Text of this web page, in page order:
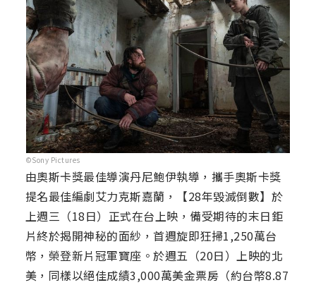
©Sony Pictures
由奧斯卡獎最佳導演丹尼鮑伊執導，攜手奧斯卡獎
提名最佳編劇艾力克斯嘉蘭，【28年毀滅倒數】於
上週三（18日）正式在台上映，備受期待的末日鉅
片終於揭開神秘的面紗，首週旋即狂掃1,250萬台
幣，榮登新片冠軍寶座。於週五（20日）上映的北
美，同樣以絕佳成績3,000萬美金票房（約台幣8.87